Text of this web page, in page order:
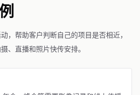
，帮助客户判断自己的项目是否相近，
、直播和照片快传安排。